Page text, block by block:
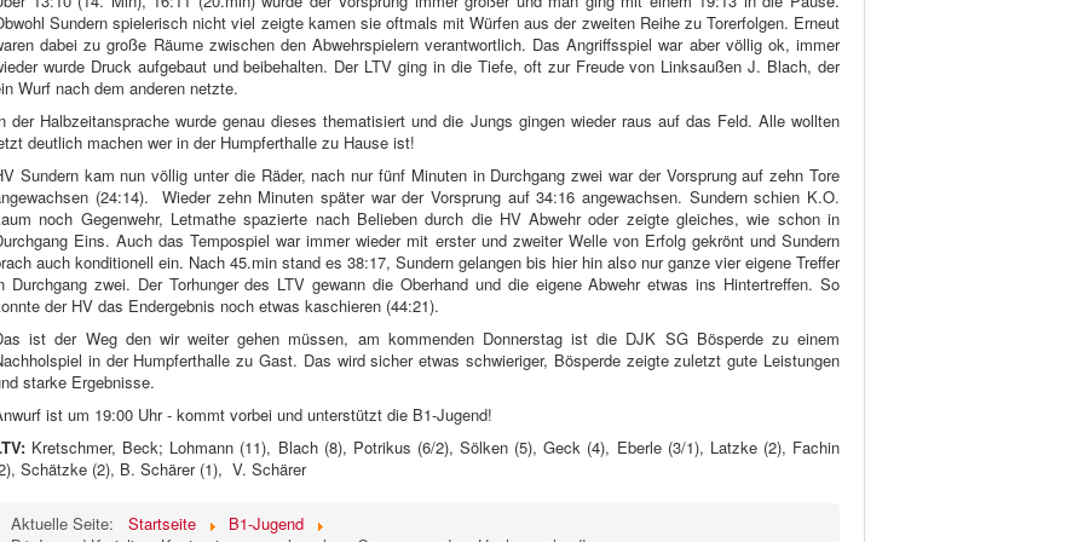
Sundern spielerisch nicht viel zeigte kamen sie oftmals mit Würfen aus der zweiten Reihe zu Torerfolgen. Erneut
dabei zu große Räume zwischen den Abwehrspielern verantwortlich. Das Angriffsspiel war aber völlig ok, immer
wurde Druck aufgebaut und beibehalten. Der LTV ging in die Tiefe, oft zur Freude von Linksaußen J. Blach, der
Wurf nach dem anderen netzte.
der Halbzeitansprache wurde genau dieses thematisiert und die Jungs gingen wieder raus auf das Feld. Alle wollten
deutlich machen wer in der Humpferthalle zu Hause ist!
Sundern kam nun völlig unter die Räder, nach nur fünf Minuten in Durchgang zwei war der Vorsprung auf zehn Tore
(24:14). Wieder zehn Minuten später war der Vorsprung auf 34:16 angewachsen. Sundern schien K.O.
noch Gegenwehr, Letmathe spazierte nach Belieben durch die HV Abwehr oder zeigte gleiches, wie schon in
Eins. Auch das Tempospiel war immer wieder mit erster und zweiter Welle von Erfolg gekrönt und Sundern
auch konditionell ein. Nach 45.min stand es 38:17, Sundern gelangen bis hier hin also nur ganze vier eigene Treffer
Durchgang zwei. Der Torhunger des LTV gewann die Oberhand und die eigene Abwehr etwas ins Hintertreffen. So
der HV das Endergebnis noch etwas kaschieren (44:21).
ist der Weg den wir weiter gehen müssen, am kommenden Donnerstag ist die DJK SG Bösperde zu einem
in der Humpferthalle zu Gast. Das wird sicher etwas schwieriger, Bösperde zeigte zuletzt gute Leistungen
starke Ergebnisse.
ist um 19:00 Uhr - kommt vorbei und unterstützt die B1-Jugend!
Kretschmer, Beck; Lohmann (11), Blach (8), Potrikus (6/2), Sölken (5), Geck (4), Eberle (3/1), Latzke (2), Fachin
Schätzke (2), B. Schärer (1), V. Schärer
Aktuelle Seite: Startseite
B1-Jugend